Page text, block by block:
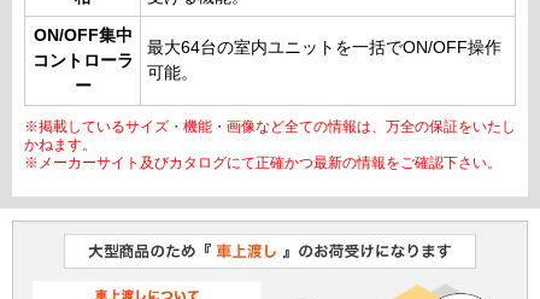
ON/OFF集中
コントローラ
ー
最大64台の室内ユニットを一括でON/OFF操作
可能。
※掲載しているサイズ・機能・画像など全ての情報は、万全の保証をいたし
かねます。
※メーカーサイト及びカタログにて正確かつ最新の情報をご確認下さい。